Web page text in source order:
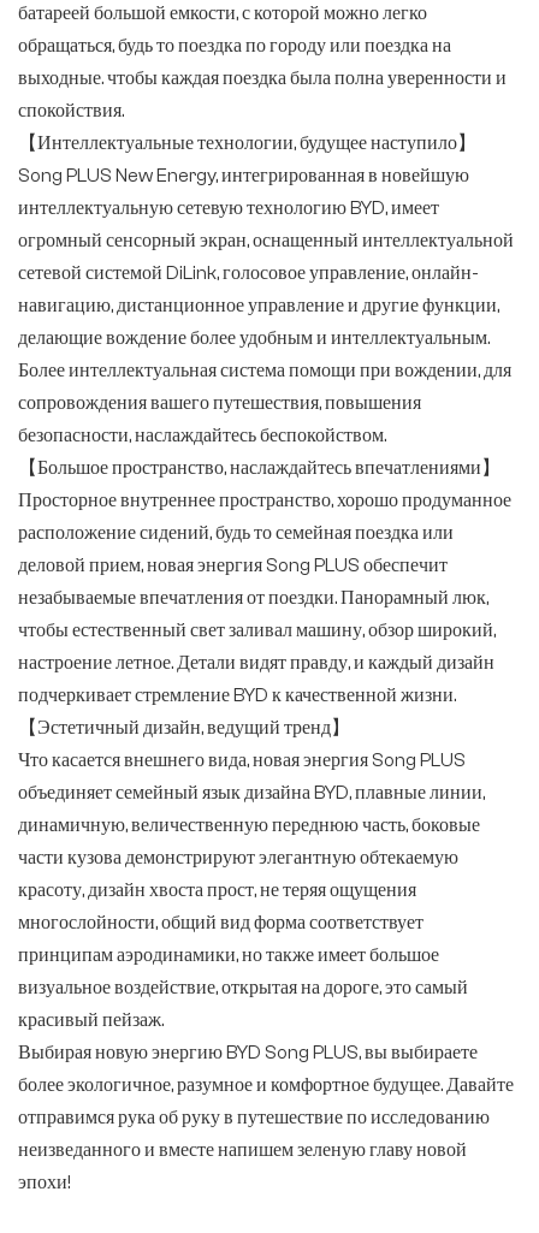
батареей большой емкости, с которой можно легко
обращаться, будь то поездка по городу или поездка на
выходные. чтобы каждая поездка была полна уверенности и
спокойствия.
【Интеллектуальные технологии, будущее наступило】
Song PLUS New Energy, интегрированная в новейшую
интеллектуальную сетевую технологию BYD, имеет
огромный сенсорный экран, оснащенный интеллектуальной
сетевой системой DiLink, голосовое управление, онлайн-
навигацию, дистанционное управление и другие функции,
делающие вождение более удобным и интеллектуальным.
Более интеллектуальная система помощи при вождении, для
сопровождения вашего путешествия, повышения
безопасности, наслаждайтесь беспокойством.
【Большое пространство, наслаждайтесь впечатлениями】
Просторное внутреннее пространство, хорошо продуманное
расположение сидений, будь то семейная поездка или
деловой прием, новая энергия Song PLUS обеспечит
незабываемые впечатления от поездки. Панорамный люк,
чтобы естественный свет заливал машину, обзор широкий,
настроение летное. Детали видят правду, и каждый дизайн
подчеркивает стремление BYD к качественной жизни.
【Эстетичный дизайн, ведущий тренд】
Что касается внешнего вида, новая энергия Song PLUS
объединяет семейный язык дизайна BYD, плавные линии,
динамичную, величественную переднюю часть, боковые
части кузова демонстрируют элегантную обтекаемую
красоту, дизайн хвоста прост, не теряя ощущения
многослойности, общий вид форма соответствует
принципам аэродинамики, но также имеет большое
визуальное воздействие, открытая на дороге, это самый
красивый пейзаж.
Выбирая новую энергию BYD Song PLUS, вы выбираете
более экологичное, разумное и комфортное будущее. Давайте
отправимся рука об руку в путешествие по исследованию
неизведанного и вместе напишем зеленую главу новой
эпохи!